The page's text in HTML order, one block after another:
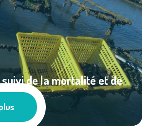
suivi de la mortalité et de
documentaires